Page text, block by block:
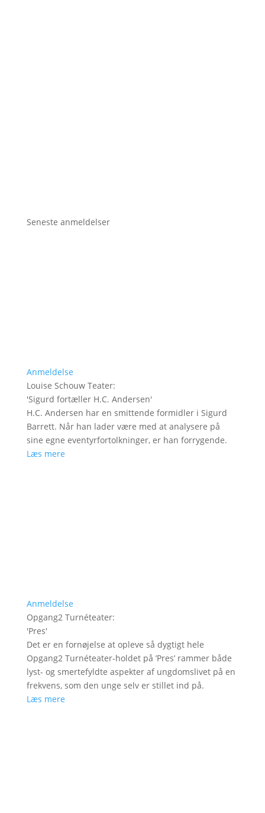
Seneste anmeldelser
Anmeldelse
Louise Schouw Teater:
'Sigurd fortæller H.C. Andersen'
H.C. Andersen har en smittende formidler i Sigurd
Barrett. Når han lader være med at analysere på
sine egne eventyrfortolkninger, er han forrygende.
Læs mere
Anmeldelse
Opgang2 Turnéteater:
'Pres'
Det er en fornøjelse at opleve så dygtigt hele
Opgang2 Turnéteater-holdet på ’Pres’ rammer både
lyst- og smertefyldte aspekter af ungdomslivet på en
frekvens, som den unge selv er stillet ind på.
Læs mere